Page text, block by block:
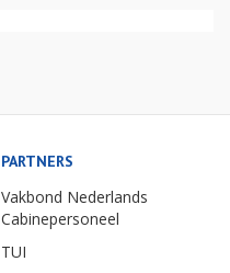
PARTNERS
Vakbond Nederlands
Cabinepersoneel
TUI